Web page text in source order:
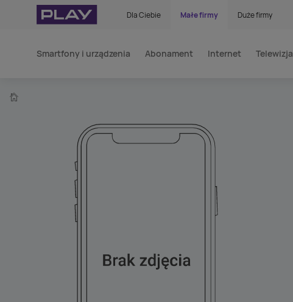
Dla Ciebie Małe firmy Duże firmy
Smartfony i urządzenia Abonament Internet Telewizja